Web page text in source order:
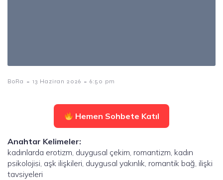
BoRa - 13 Haziran 2026 - 6:50 pm
Hemen Sohbete Katıl
Anahtar Kelimeler:
kadınlarda erotizm, duygusal çekim, romantizm, kadın
psikolojisi, aşk ilişkileri, duygusal yakınlık, romantik bağ, ilişki
tavsiyeleri